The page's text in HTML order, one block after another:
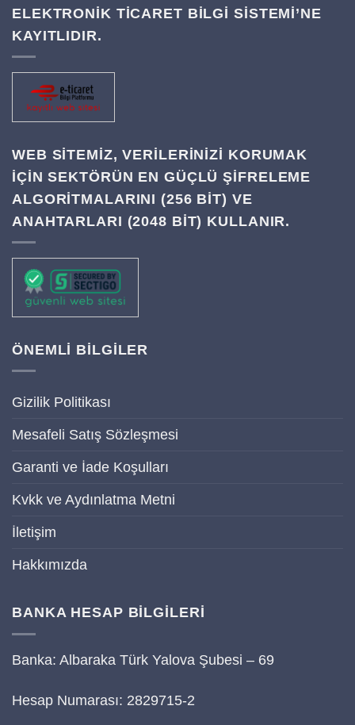
ELEKTRONİK TİCARET BİLGİ SİSTEMİ’NE
KAYITLIDIR.
WEB SITEMIZ, VERILERINIZI KORUMAK
IÇIN SEKTÖRÜN EN GÜÇLÜ ŞIFRELEME
ALGORITMALARINI (256 BIT) VE
ANAHTARLARI (2048 BIT) KULLANIR.
ÖNEMLİ BİLGİLER
Gizilik Politikası
Mesafeli Satış Sözleşmesi
Garanti ve İade Koşulları
Kvkk ve Aydınlatma Metni
İletişim
Hakkımızda
BANKA HESAP BİLGİLERİ
Banka: Albaraka Türk Yalova Şubesi – 69
Hesap Numarası: 2829715-2